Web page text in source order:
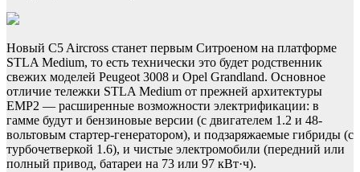
Новый C5 Aircross станет первым Ситроеном на платформе
STLA Medium, то есть технически это будет родственник
свежих моделей Peugeot 3008 и Opel Grandland. Основное
отличие тележки STLA Medium от прежней архитектуры
EMP2 — расширенные возможности электрификации: в
гамме будут и бензиновые версии (с двигателем 1.2 и 48-
вольтовым стартер-генератором), и подзаряжаемые гибриды (с
турбочетверкой 1.6), и чистые электромобили (передний или
полный привод, батареи на 73 или 97 кВт·ч).